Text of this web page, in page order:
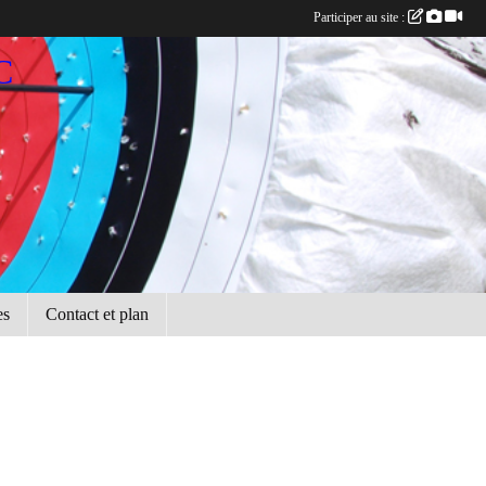
Contact et plan
Participer au site :